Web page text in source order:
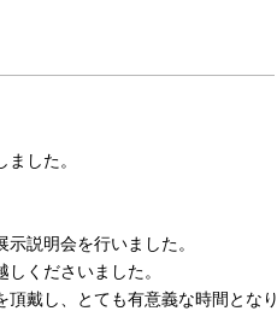
した。
説明会を行いました。
くださいました。
戴し、とても有意義な時間となり